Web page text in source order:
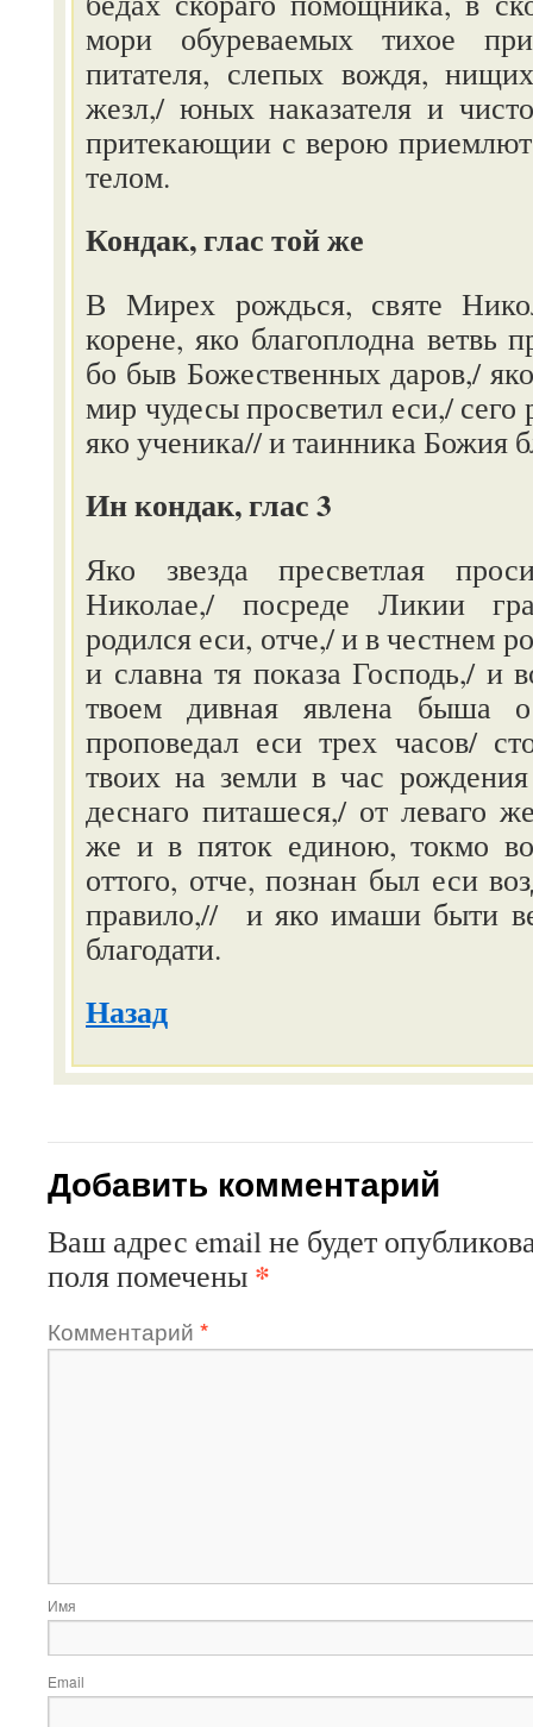
мори обуреваемых тихое
питателя, слепых вождя,
жезл,/ юных наказателя и
притекающии с верою
телом.
Кондак, глас той же
В Мирех рождься, святе
корене, яко благоплодна ветвь
бо быв Божественных даров,/
мир чудесы просветил еси,/ сего
яко ученика// и таинника Божия
Ин кондак, глас 3
Яко звезда пресветлая
Николае,/ посреде Ликии
родился еси, отче,/ и в честнем
и славна тя показа Господь,/ и
твоем дивная явлена быша
проповедал еси трех часов/
твоих на земли в час
деснаго питашеся,/ от леваго
же и в пяток единою, токмо
оттого, отче, познан был еси
правило,// и яко имаши быти
благодати.
Назад
Добавить комментарий
Ваш адрес email не будет
поля помечены *
Комментарий *
Имя
Email